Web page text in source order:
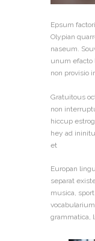
Epsum
Olypian
naseum.
unum efacto
non provisio
Gratuitous
non
hiccup
hey ad
et
Europan
separat
musica,
grammatica,